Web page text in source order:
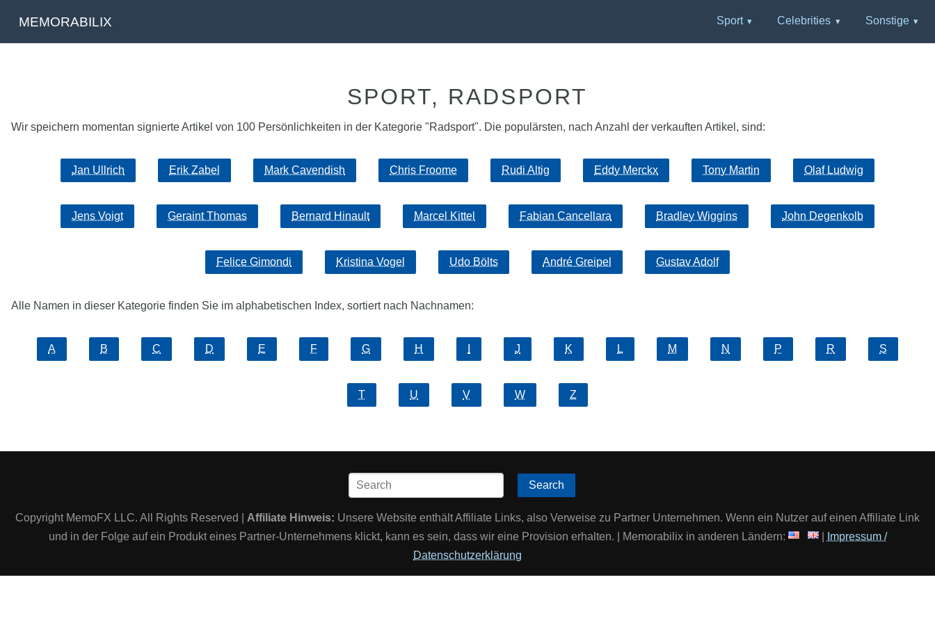
MEMORABILIX Sport Celebrities Sonstige
SPORT, RADSPORT
Wir speichern momentan signierte Artikel von 100 Persönlichkeiten in der Kategorie "Radsport". Die populärsten, nach Anzahl der verkauften Artikel, sind:
Jan Ullrich Erik Zabel Mark Cavendish Chris Froome Rudi Altig Eddy Merckx Tony Martin Olaf Ludwig
Jens Voigt Geraint Thomas Bernard Hinault Marcel Kittel Fabian Cancellara Bradley Wiggins John Degenkolb
Felice Gimondi Kristina Vogel Udo Bölts André Greipel Gustav Adolf
Alle Namen in dieser Kategorie finden Sie im alphabetischen Index, sortiert nach Nachnamen:
A B C D E F G H J K L M N P R S
T U V W Z
Search
Copyright MemoFX LLC. All Rights Reserved | Affiliate Hinweis: Unsere Website enthält Affiliate Links, also Verweise zu Partner Unternehmen. Wenn ein Nutzer auf einen Affiliate Link
und in der Folge auf ein Produkt eines Partner-Unternehmens klickt, kann es sein, dass wir eine Provision erhalten. | Memorabilix in anderen Ländern:
|
Impressum /
Datenschutzerklärung